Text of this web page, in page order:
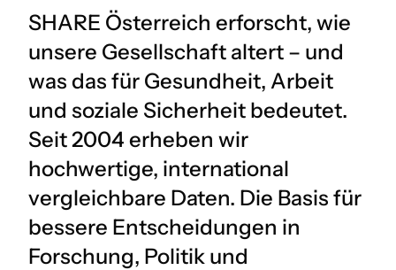
SHARE Österreich erforscht, wie
unsere Gesellschaft altert – und
was das für Gesundheit, Arbeit
und soziale Sicherheit bedeutet.
Seit 2004 erheben wir
hochwertige, international
vergleichbare Daten. Die Basis für
bessere Entscheidungen in
Forschung, Politik und